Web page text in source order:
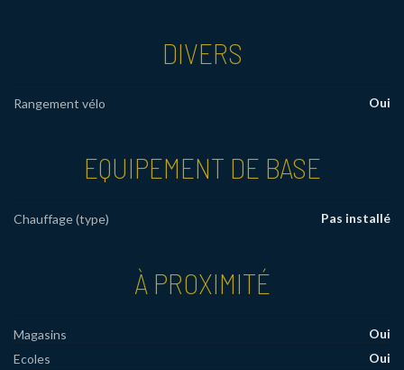
DIVERS
Rangement vélo Oui
EQUIPEMENT DE BASE
Chauffage (type) Pas installé
À PROXIMITÉ
Magasins
Oui
Ecoles
Oui